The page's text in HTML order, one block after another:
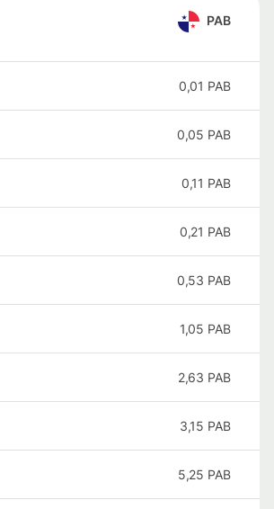
PAB
0,01 PAB
0,05 PAB
0,11 PAB
0,21 PAB
0,53 PAB
1,05 PAB
2,63 PAB
3,15 PAB
5,25 PAB